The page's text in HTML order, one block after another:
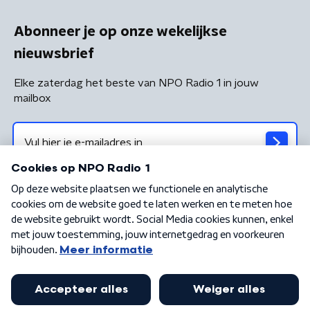
Abonneer je op onze wekelijkse
nieuwsbrief
Elke zaterdag het beste van NPO Radio 1 in jouw
mailbox
Algemene voorwaarden